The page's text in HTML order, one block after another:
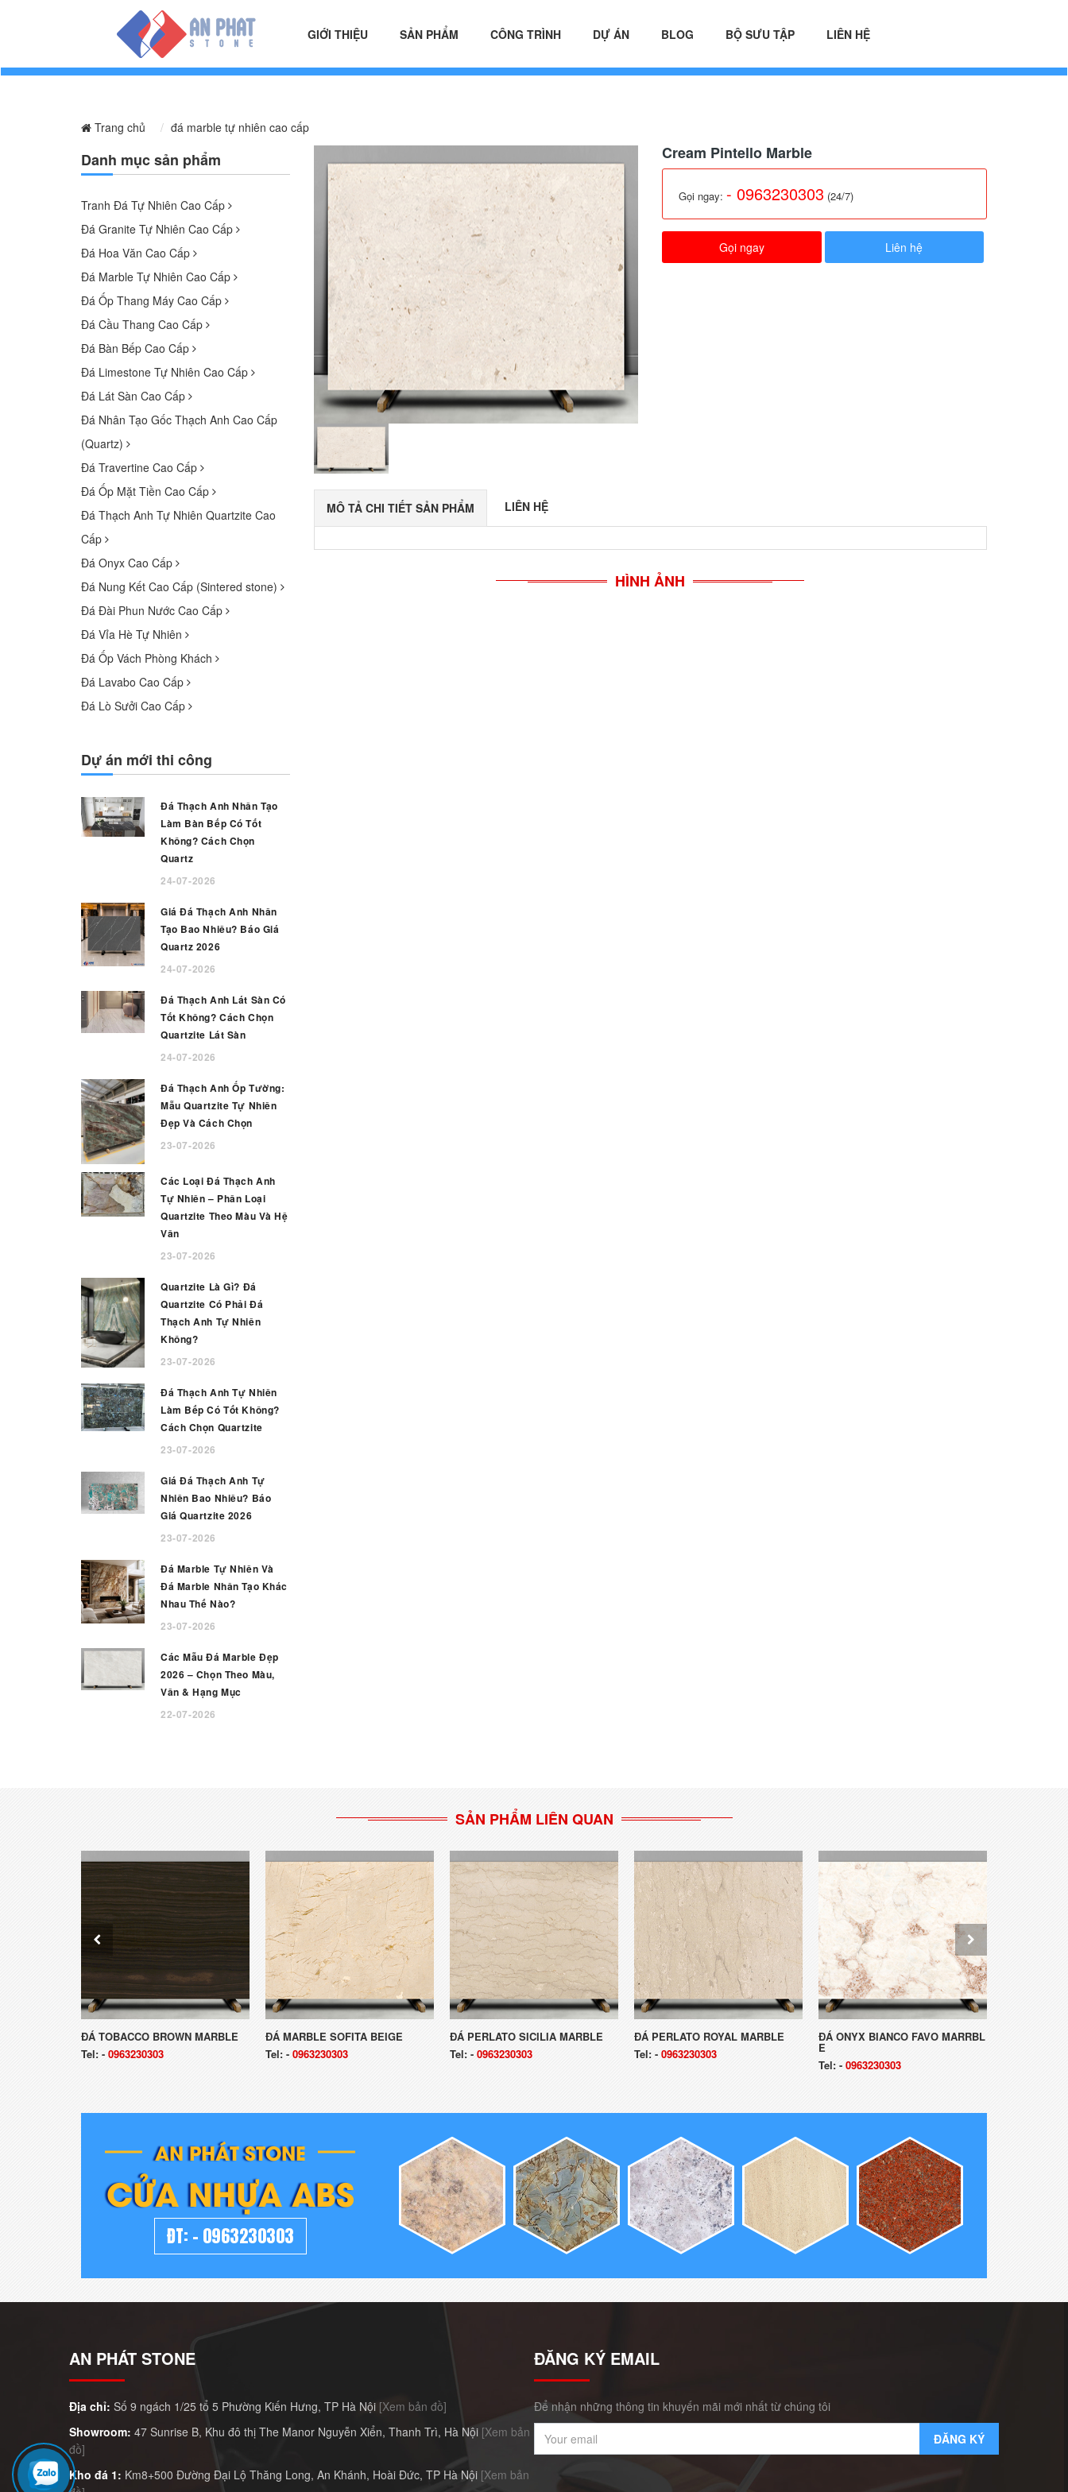
GIỚI THIỆU SẢN PHẨM CÔNG TRÌNH DỰ ÁN BLOG BỘ SƯU TẬP LIÊN HỆ
Trang chủ đá marble tự nhiên cao cấp
Danh mục sản phẩm
Tranh Đá Tự Nhiên Cao Cấp
Đá Granite Tự Nhiên Cao Cấp
Đá Hoa Văn Cao Cấp
Đá Marble Tự Nhiên Cao Cấp
Đá Ốp Thang Máy Cao Cấp
Đá Cầu Thang Cao Cấp
Đá Bàn Bếp Cao Cấp
Đá Limestone Tự Nhiên Cao Cấp
Đá Lát Sàn Cao Cấp
Đá Nhân Tạo Gốc Thạch Anh Cao Cấp
(Quartz)
Đá Travertine Cao Cấp
Đá Ốp Mặt Tiền Cao Cấp
Đá Thạch Anh Tự Nhiên Quartzite Cao
Cấp
Đá Onyx Cao Cấp
Đá Nung Kết Cao Cấp (Sintered stone)
Đá Đài Phun Nước Cao Cấp
Đá Vỉa Hè Tự Nhiên
Đá Ốp Vách Phòng Khách
Đá Lavabo Cao Cấp
Đá Lò Sưởi Cao Cấp
Dự án mới thi công
Đá Thạch Anh Nhân Tạo
Làm Bàn Bếp Có Tốt
Không? Cách Chọn
Quartz
24-07-2026
Giá Đá Thạch Anh Nhân
Tạo Bao Nhiêu? Báo Giá
Quartz 2026
24-07-2026
Đá Thạch Anh Lát Sàn Có
Tốt Không? Cách Chọn
Quartzite Lát Sàn
24-07-2026
Đá Thạch Anh Ốp Tường:
Mẫu Quartzite Tự Nhiên
Đẹp Và Cách Chọn
23-07-2026
Các Loại Đá Thạch Anh
Tự Nhiên – Phân Loại
Quartzite Theo Màu Và Hệ
Vân
23-07-2026
Quartzite Là Gì? Đá
Quartzite Có Phải Đá
Thạch Anh Tự Nhiên
Không?
23-07-2026
Đá Thạch Anh Tự Nhiên
Làm Bếp Có Tốt Không?
Cách Chọn Quartzite
23-07-2026
Giá Đá Thạch Anh Tự
Nhiên Bao Nhiêu? Báo
Giá Quartzite 2026
23-07-2026
Đá Marble Tự Nhiên Và
Đá Marble Nhân Tạo Khác
Nhau Thế Nào?
23-07-2026
Các Mẫu Đá Marble Đẹp
2026 – Chọn Theo Màu,
Vân & Hạng Mục
22-07-2026
Cream Pintello Marble
Gọi ngay: - 0963230303 (24/7)
Gọi ngay Liên hệ
MÔ TẢ CHI TIẾT SẢN PHẨM LIÊN HỆ
HÌNH ẢNH
SẢN PHẨM LIÊN QUAN
ĐÁ TOBACCO BROWN MARBLE
Tel: - 0963230303
ĐÁ MARBLE SOFITA BEIGE
Tel: - 0963230303
ĐÁ PERLATO SICILIA MARBLE
Tel: - 0963230303
ĐÁ PERLATO ROYAL MARBLE
Tel: - 0963230303
ĐÁ ONYX BIANCO FAVO MARRBL
E
Tel: - 0963230303
AN PHÁT STONE
CỬA NHỰA ABS
ĐT: - 0963230303
AN PHÁT STONE
Địa chỉ: Số 9 ngách 1/25 tổ 5 Phường Kiến Hưng, TP Hà Nội [Xem bản đồ]
Showroom: 47 Sunrise B, Khu đô thị The Manor Nguyễn Xiển, Thanh Trì, Hà Nội [Xem bản
đồ]
Kho đá 1: Km8+500 Đường Đại Lộ Thăng Long, An Khánh, Hoài Đức, TP Hà Nội [Xem bản
ĐĂNG KÝ EMAIL
Để nhận những thông tin khuyến mãi mới nhất từ chúng tôi